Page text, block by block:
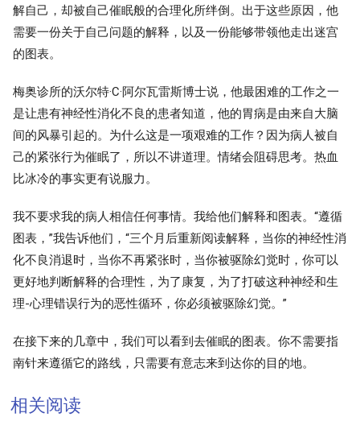
解自己，却被自己催眠般的合理化所绊倒。出于这些原因，他
需要一份关于自己问题的解释，以及一份能够带领他走出迷宫
的图表。
梅奥诊所的沃尔特·C·阿尔瓦雷斯博士说，他最困难的工作之一
是让患有神经性消化不良的患者知道，他的胃病是由来自大脑
间的风暴引起的。为什么这是一项艰难的工作？因为病人被自
己的紧张行为催眠了，所以不讲道理。情绪会阻碍思考。热血
比冰冷的事实更有说服力。
我不要求我的病人相信任何事情。我给他们解释和图表。“遵循
图表，”我告诉他们，“三个月后重新阅读解释，当你的神经性消
化不良消退时，当你不再紧张时，当你被驱除幻觉时，你可以
更好地判断解释的合理性，为了康复，为了打破这种神经和生
理-心理错误行为的恶性循环，你必须被驱除幻觉。”
在接下来的几章中，我们可以看到去催眠的图表。你不需要指
南针来遵循它的路线，只需要有意志来到达你的目的地。
相关阅读